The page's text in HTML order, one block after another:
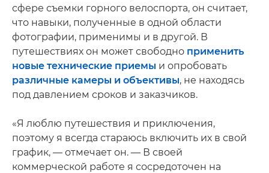
сфере съемки горного велоспорта, он считает,
что навыки, полученные в одной области
фотографии, применимы и в другой. В
путешествиях он может свободно применить
новые технические приемы и опробовать
различные камеры и объективы, не находясь
под давлением сроков и заказчиков.
«Я люблю путешествия и приключения,
поэтому я всегда стараюсь включить их в свой
график, — отмечает он. — В своей
коммерческой работе я сосредоточен на